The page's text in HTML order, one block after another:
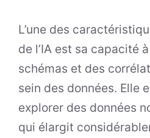
L’une des
de l’IA est sa capacité
schémas et des
sein des données. Elle
explorer des données
qui élargit